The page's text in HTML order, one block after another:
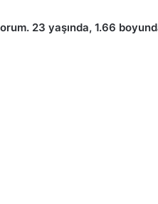
23 yaşında, 1.66